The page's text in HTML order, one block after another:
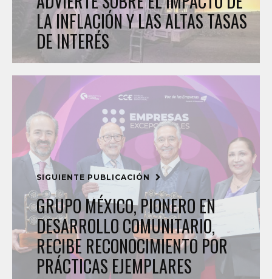
LA INFLACIÓN Y LAS ALTAS TASAS
DE INTERÉS
SIGUIENTE PUBLICACIÓN
GRUPO MÉXICO, PIONERO EN
DESARROLLO COMUNITARIO,
RECIBE RECONOCIMIENTO POR
PRÁCTICAS EJEMPLARES